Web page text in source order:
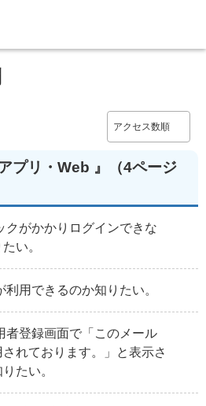
プリ・Web 』
（4ページ
クがかかりログインできな
い。
利用できるのか知りたい。
者登録画面で「このメール
れております。」と表示さ
たい。